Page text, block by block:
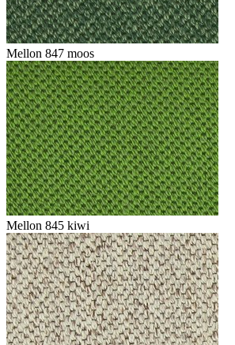
Mellon 847 moos
Mellon 845 kiwi